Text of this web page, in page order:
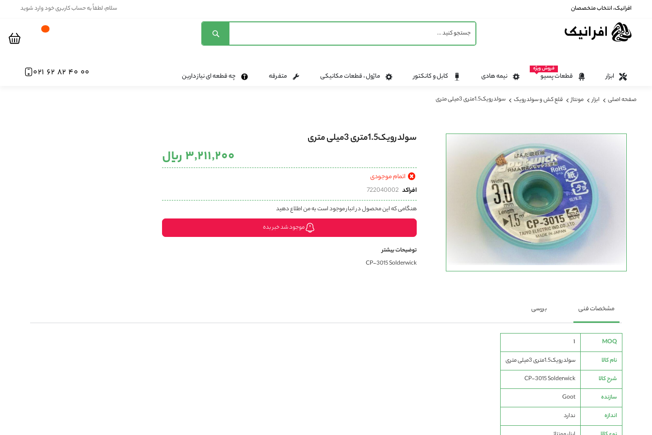
افرانیک، انتخاب متخصصان سلام، لطفاً به حساب کاربری خود وارد شوید
ابزار قطعات پسیو
فروش ویژه
نیمه هادی کابل و کانکتور ماژول ، قطعات مکانیکی متفرقه چه قطعه ای نیاز دارین 00 40 82 62 021
صفحه اصلی ابزار مونتاژ قلع کش و سولدرویک سولدرویک1.5متری 3میلی متری
رفتن
تصاویر
سولدرویک1.5متری 3میلی متری
۳٬۲۱۱٬۲۰۰ ریال
اتمام موجودی
افراکد 722040002
هنگامی که این محصول در انبار موجود است به من اطلاع دهید
موجود شد خبر بده
توضیحات بیشتر
CP-3015 Solderwick
مشخصات فنی بررسی
مشخصات
فنی
MOQ
1
نام کالا
سولدرویک1.5متری 3میلی متری
شرح کالا
CP-3015 Solderwick
سازنده
Goot
اندازه
ندارد